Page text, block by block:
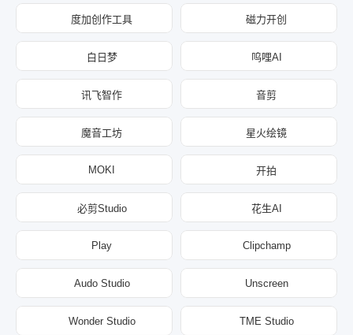
度加创作工具 磁力开创
白日梦 呜哩AI
讯飞智作 音剪
魔音工坊 星火绘镜
MOKI 开拍
必剪Studio 花生AI
Play Clipchamp
Audo Studio Unscreen
Wonder Studio TME Studio